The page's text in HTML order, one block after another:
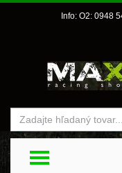
Info: O2: 0948
TOGGLE